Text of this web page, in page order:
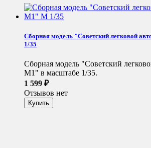
Сборная модель "Советский легковой
1/35
Сборная модель "Советский
М1" в масштабе 1/35.
1 599 ₽
Отзывов нет